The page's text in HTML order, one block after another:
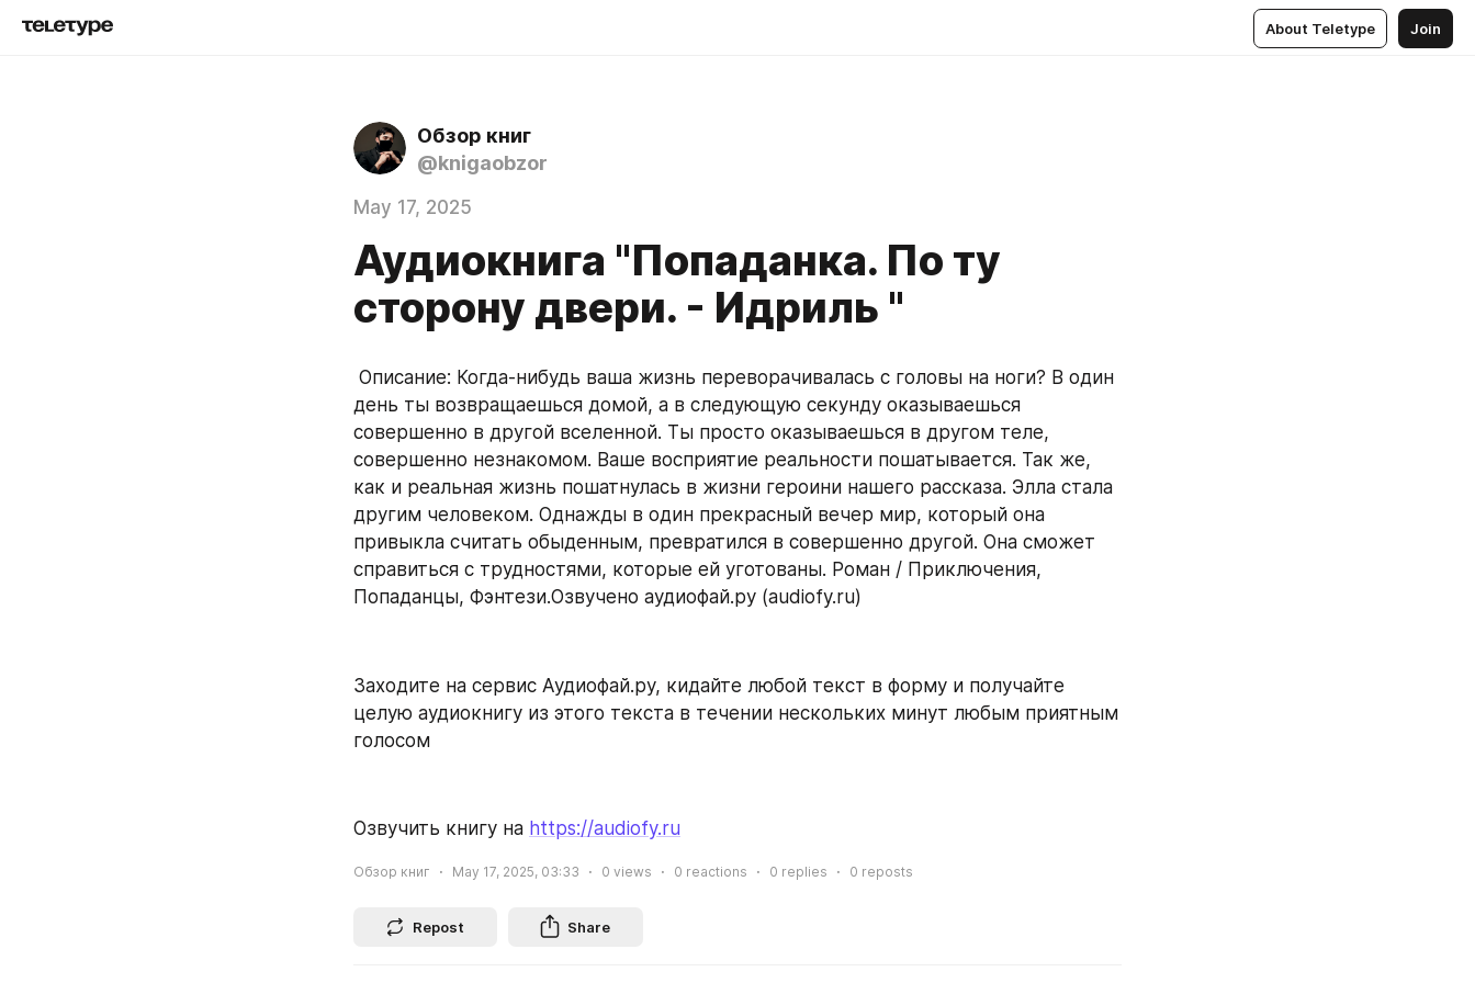
About Teletype Join
Обзор книг
@knigaobzor
May 17, 2025
Аудиокнига "Попаданка. По ту
сторону двери. - Идриль "
день ты возвращаешься домой, а в следующую секунду оказываешься
совершенно в другой вселенной. Ты просто оказываешься в другом теле,
совершенно незнакомом. Ваше восприятие реальности пошатывается. Так же,
как и реальная жизнь пошатнулась в жизни героини нашего рассказа. Элла стала
другим человеком. Однажды в один прекрасный вечер мир, который она
привыкла считать обыденным, превратился в совершенно другой. Она сможет
справиться с трудностями, которые ей уготованы. Роман / Приключения,
Попаданцы, Фэнтези.Озвучено аудиофай.ру (audiofy.ru)
Заходите на сервис Аудиофай.ру, кидайте любой текст в форму и получайте
целую аудиокнигу из этого текста в течении нескольких минут любым приятным
голосом
Озвучить книгу на https://audiofy.ru
Обзор книг May 17, 2025, 03:33 0 views 0 reactions 0 replies 0 reposts
Repost Share